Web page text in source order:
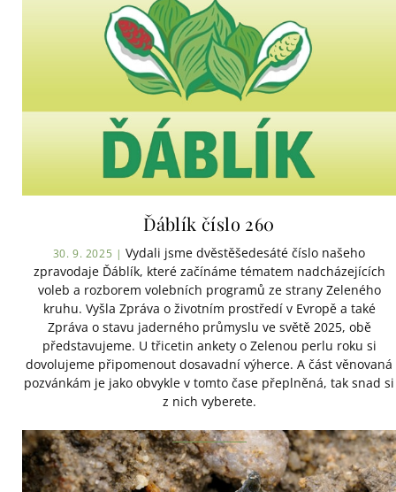
Ďáblík číslo 260
30. 9. 2025 | Vydali jsme dvěstěšedesáté číslo našeho
zpravodaje Ďáblík, které začínáme tématem nadcházejících
voleb a rozborem volebních programů ze strany Zeleného
kruhu. Vyšla Zpráva o životním prostředí v Evropě a také
Zpráva o stavu jaderného průmyslu ve světě 2025, obě
představujeme. U třicetin ankety o Zelenou perlu roku si
dovolujeme připomenout dosavadní výherce. A část věnovaná
pozvánkám je jako obvykle v tomto čase přeplněná, tak snad si
z nich vyberete.